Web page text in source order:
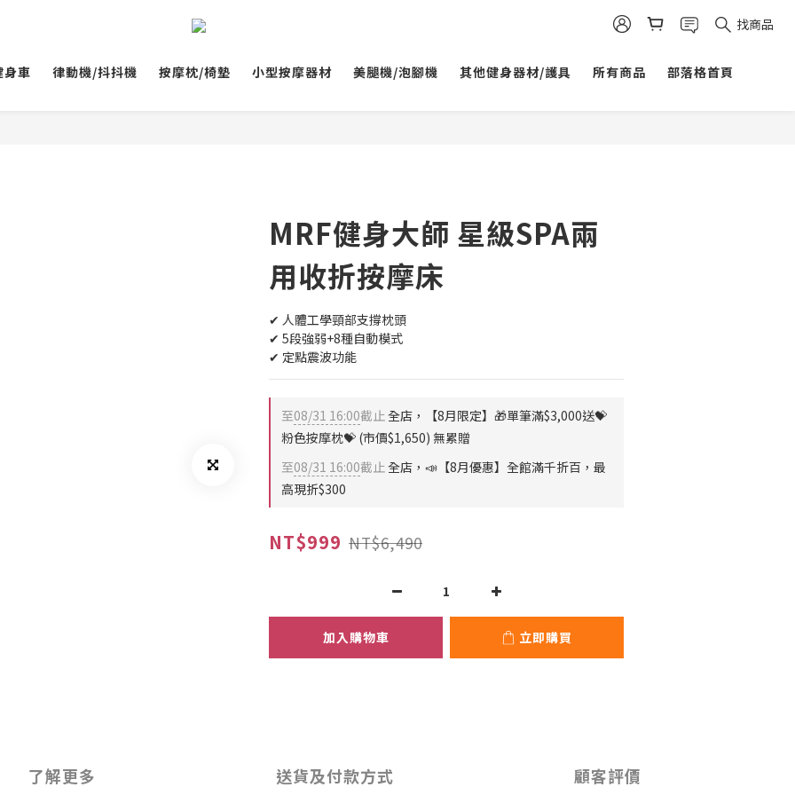
找商品
身車 律動機/抖抖機 按摩枕/椅墊 小型按摩器材 美腿機/泡腳機 其他健身器材/護具 所有商品 部落格首頁
MRF健身大師 星級SPA兩
用收折按摩床
✔︎ 人體工學頸部支撐枕頭
✔︎ 5段強弱+8種自動模式
✔︎ 定點震波功能
至08/31 16:00截止全店，【8月限定】🎁單筆滿$3,000送💝
粉色按摩枕💝 (市價$1,650) 無累贈
至08/31 16:00截止全店，📣【8月優惠】全館滿千折百，最
高現折$300
NT$999 NT$6,490
加入購物車 立即購買
了解更多 送貨及付款方式 顧客評價